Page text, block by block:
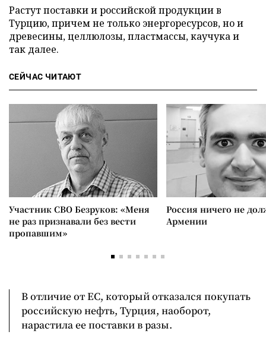
Растут поставки и российской продукции в
Турцию, причем не только энергоресурсов, но и
древесины, целлюлозы, пластмассы, каучука и
так далее.
СЕЙЧАС ЧИТАЮТ
Участник СВО Безруков: «Меня
не раз признавали без вести
пропавшим»
Россия ничего не
Армении
В отличие от ЕС, который отказался покупать
российскую нефть, Турция, наоборот,
нарастила ее поставки в разы.